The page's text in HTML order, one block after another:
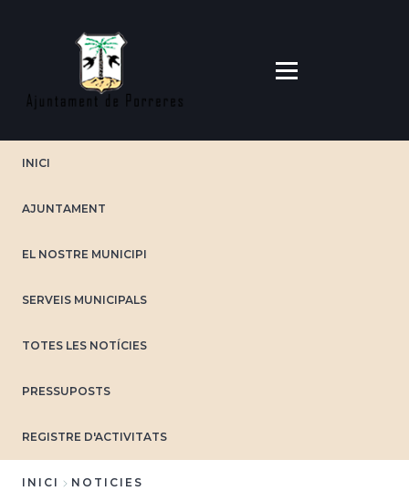
INICI
AJUNTAMENT
EL NOSTRE MUNICIPI
SERVEIS MUNICIPALS
TOTES LES NOTÍCIES
PRESSUPOSTS
REGISTRE D'ACTIVITATS
INICI
NOTICIES